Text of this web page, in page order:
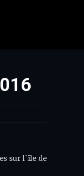
sur l`île de